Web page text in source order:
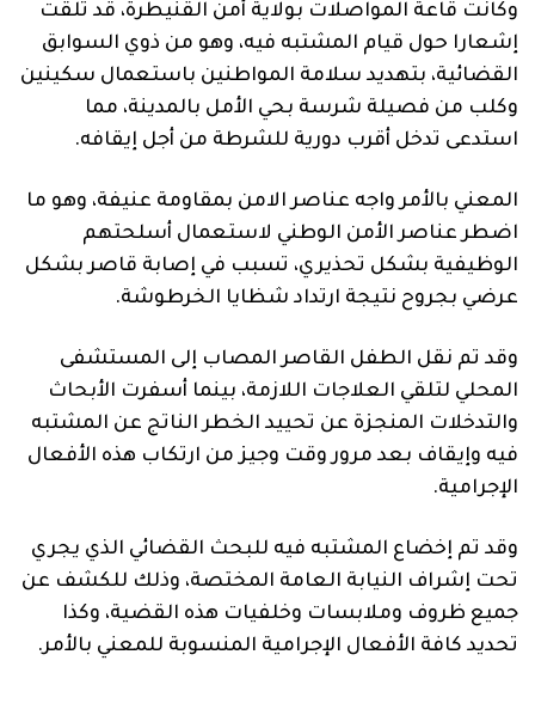
وكانت قاعة المواصلات بولاية أمن القنيطرة، قد تلقت
إشعارا حول قيام المشتبه فيه، وهو من ذوي السوابق
القضائية، بتهديد سلامة المواطنين باستعمال سكينين
وكلب من فصيلة شرسة بحي الأمل بالمدينة، مما
استدعى تدخل أقرب دورية للشرطة من أجل إيقافه.
المعني بالأمر واجه عناصر الامن بمقاومة عنيفة، وهو ما
اضطر عناصر الأمن الوطني لاستعمال أسلحتهم
الوظيفية بشكل تحذيري، تسبب في إصابة قاصر بشكل
عرضي بجروح نتيجة ارتداد شظايا الخرطوشة.
وقد تم نقل الطفل القاصر المصاب إلى المستشفى
المحلي لتلقي العلاجات اللازمة، بينما أسفرت الأبحاث
والتدخلات المنجزة عن تحييد الخطر الناتج عن المشتبه
فيه وإيقاف بعد مرور وقت وجيز من ارتكاب هذه الأفعال
الإجرامية.
وقد تم إخضاع المشتبه فيه للبحث القضائي الذي يجري
تحت إشراف النيابة العامة المختصة، وذلك للكشف عن
جميع ظروف وملابسات وخلفيات هذه القضية، وكذا
تحديد كافة الأفعال الإجرامية المنسوبة للمعني بالأمر.